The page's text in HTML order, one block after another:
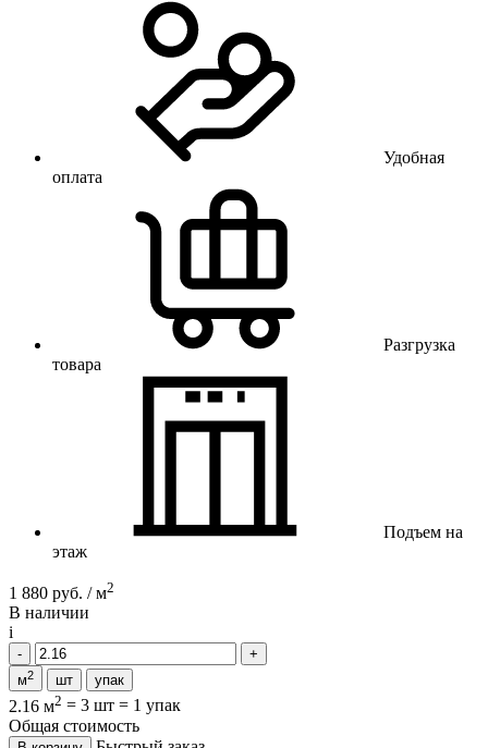
Удобная
оплата
Разгрузка
товара
Подъем на
этаж
1 880 руб. / м2
В наличии
i
м2 шт упак
2.16 м2 = 3 шт = 1 упак
Общая стоимость